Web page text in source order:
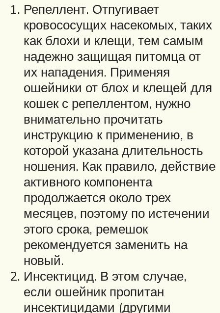
Репеллент. Отпугивает
кровососущих насекомых, таких
как блохи и клещи, тем самым
надежно защищая питомца от
их нападения. Применяя
ошейники от блох и клещей для
кошек с репеллентом, нужно
внимательно прочитать
инструкцию к применению, в
которой указана длительность
ношения. Как правило, действие
активного компонента
продолжается около трех
месяцев, поэтому по истечении
этого срока, ремешок
рекомендуется заменить на
новый.
Инсектицид. В этом случае,
если ошейник пропитан
инсектицидами (другими